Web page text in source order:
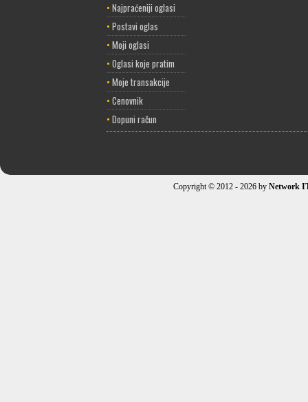
• Najpraćeniji oglasi
• Postavi oglas
• Moji oglasi
• Oglasi koje pratim
• Moje transakcije
• Cenovnik
• Dopuni račun
Copyright © 2012 - 2026 by Network